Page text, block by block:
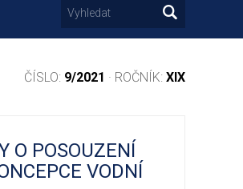
ČÍSLO: 9/2021 · ROČNÍK: XIX
O POSOUZENÍ
VODNÍ